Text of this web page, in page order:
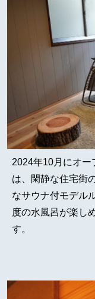
2024年10月にオ
は、閑静な住宅街
なサウナ付モデル
度の水風呂が楽し
す。